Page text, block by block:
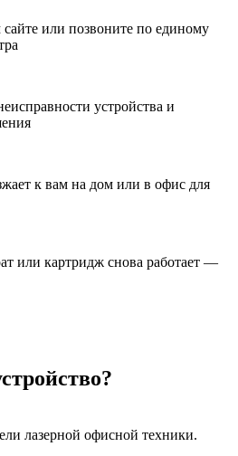
сайте или позвоните по единому
устройства и
к вам на дом или в офис для
или картридж снова работает —
лазерной офисной техники.